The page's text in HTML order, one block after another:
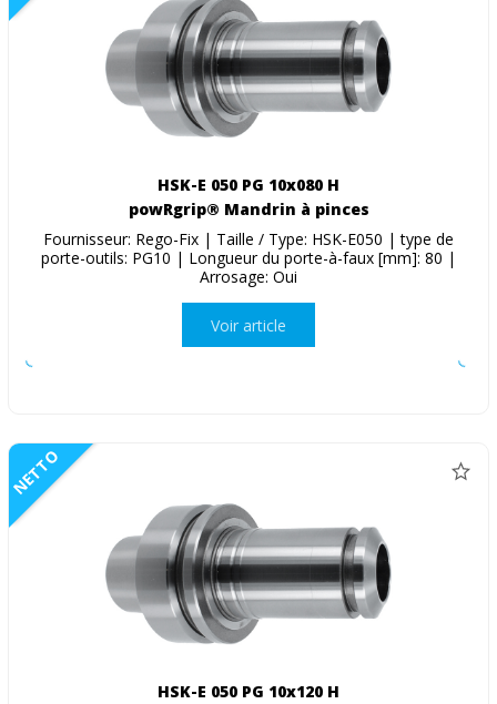
HSK-E 050 PG 10x080 H
powRgrip® Mandrin à pinces
Fournisseur: Rego-Fix | Taille / Type: HSK-E050 | type de
porte-outils: PG10 | Longueur du porte-à-faux [mm]: 80 |
Arrosage: Oui
Voir article
NETTO
HSK-E 050 PG 10x120 H